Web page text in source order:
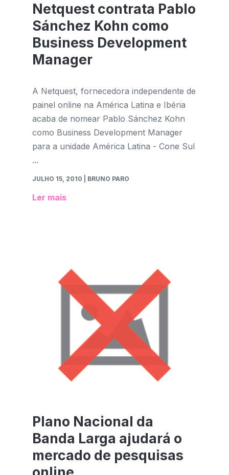
Netquest contrata Pablo
Sánchez Kohn como
Business Development
Manager
A Netquest, fornecedora independente de
painel online na América Latina e Ibéria
acaba de nomear Pablo Sánchez Kohn
como Business Development Manager
para a unidade América Latina - Cone Sul
...
JULHO 15, 2010 | BRUNO PARO
Ler mais
Plano Nacional da
Banda Larga ajudará o
mercado de pesquisas